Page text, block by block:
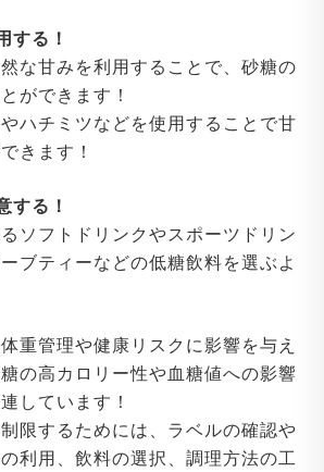
する！
な甘みを利用することで、砂糖の
ができます！
ハチミツなどを使用することで甘
きます！
する！
ソフトドリンクやスポーツドリン
ブティーなどの低糖飲料を選ぶよ
重管理や健康リスクに影響を与え
の高カロリー性や血糖値への影響
しています！
限するためには、ラベルの確認や
利用、飲料の選択、調理方法の工